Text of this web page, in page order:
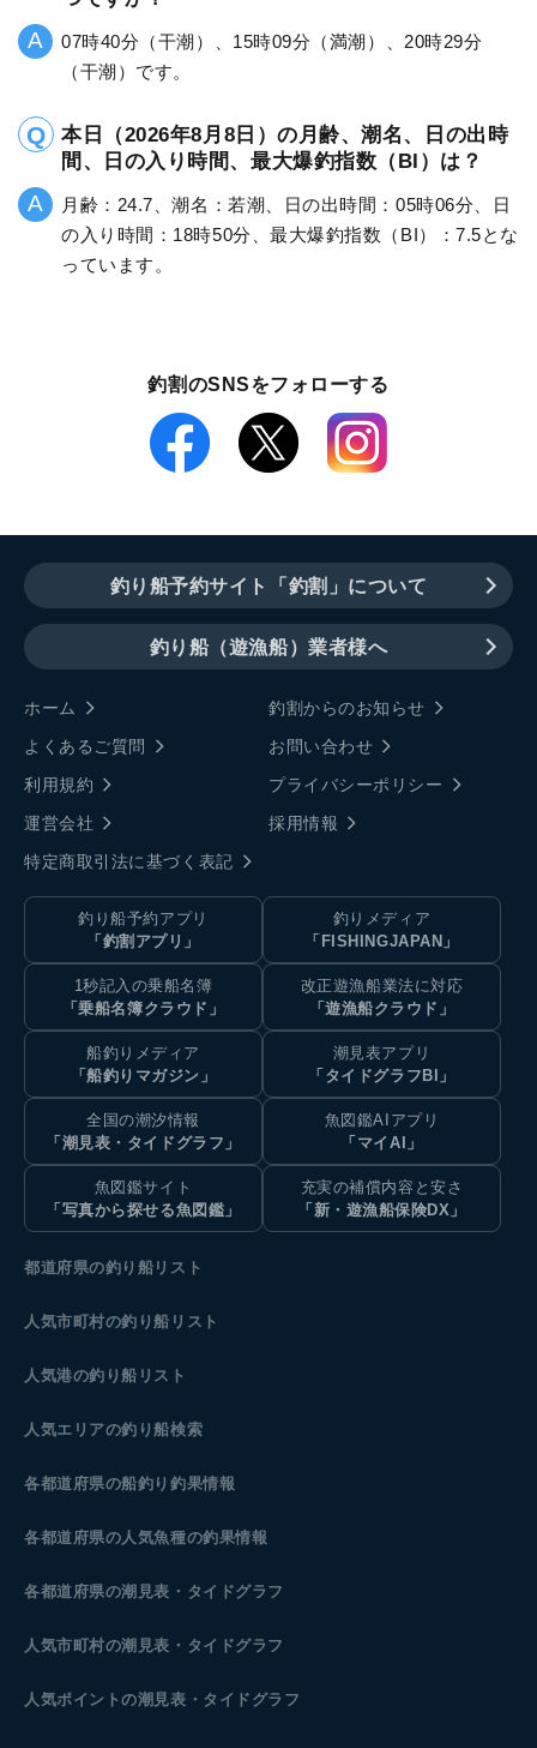
07時40分（干潮）、15時09分（満潮）、20時29分
（干潮）です。
本日（2026年8月8日）の月齢、潮名、日の出時
間、日の入り時間、最大爆釣指数（BI）は？
月齢：24.7、潮名：若潮、日の出時間：05時06分、日
の入り時間：18時50分、最大爆釣指数（BI）：7.5とな
っています。
釣割のSNSをフォローする
釣り船予約サイト「釣割」について
釣り船（遊漁船）業者様へ
ホーム
釣割からのお知らせ
よくあるご質問
お問い合わせ
利用規約
プライバシーポリシー
運営会社
採用情報
特定商取引法に基づく表記
釣り船予約アプリ
「釣割アプリ」
釣りメディア
「FISHINGJAPAN」
1秒記入の乗船名簿
「乗船名簿クラウド」
改正遊漁船業法に対応
「遊漁船クラウド」
船釣りメディア
「船釣りマガジン」
潮見表アプリ
「タイドグラフBI」
全国の潮汐情報
「潮見表・タイドグラフ」
魚図鑑AIアプリ
「マイAI」
魚図鑑サイト
「写真から探せる魚図鑑」
充実の補償内容と安さ
「新・遊漁船保険DX」
都道府県の釣り船リスト
人気市町村の釣り船リスト
人気港の釣り船リスト
人気エリアの釣り船検索
各都道府県の船釣り釣果情報
各都道府県の人気魚種の釣果情報
各都道府県の潮見表 ・タイドグラフ
人気市町村の潮見表・タイドグラフ
人気ポイントの潮見表・タイドグラフ